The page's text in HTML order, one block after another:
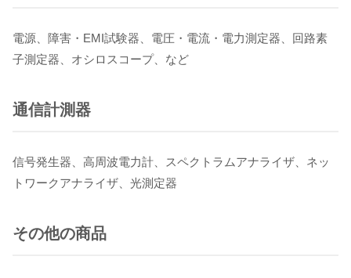
電源、障害・EMI試験器、電圧・電流・電力測定器、回路素
子測定器、オシロスコープ、など
通信計測器
​​​​​​​信号発生器、高周波電力計、スペクトラムアナライザ、ネッ
トワークアナライザ、光測定器
その他の商品